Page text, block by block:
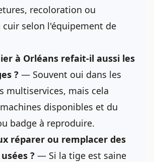
recoloration ou
selon l'équipement de
à Orléans refait-il aussi les
? — Souvent oui dans les
multiservices, mais cela
disponibles et du
badge à reproduire.
réparer ou remplacer des
? — Si la tige est saine